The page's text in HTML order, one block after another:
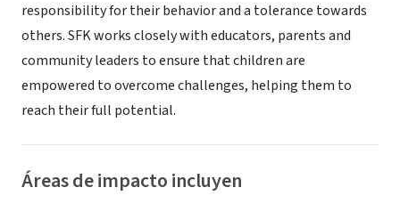
responsibility for their behavior and a tolerance towards
others. SFK works closely with educators, parents and
community leaders to ensure that children are
empowered to overcome challenges, helping them to
reach their full potential.
Áreas de impacto incluyen